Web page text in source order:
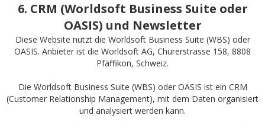
6. CRM (Worldsoft Business Suite oder
OASIS) und Newsletter
Diese Website nutzt die Worldsoft Business Suite (WBS) oder
OASIS. Anbieter ist die Worldsoft AG, Churerstrasse 158, 8808
Pfäffikon, Schweiz.
Die Worldsoft Business Suite (WBS) oder OASIS ist ein CRM
(Customer Relationship Management), mit dem Daten organisiert
und analysiert werden kann.